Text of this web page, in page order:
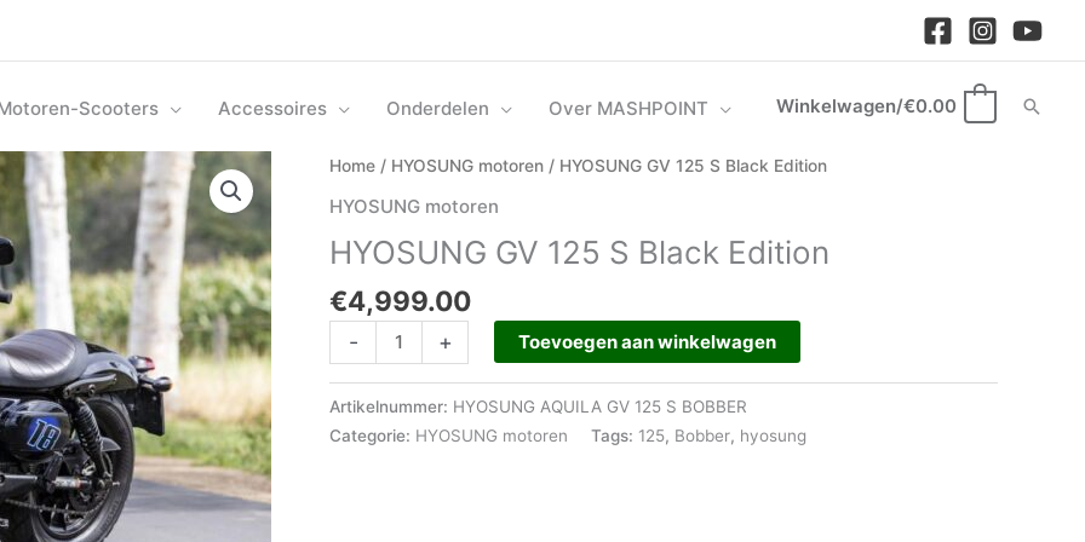
Scooters Accessoires Onderdelen Over MASHPOINT Winkelwagen/€0.00
Home / HYOSUNG motoren / HYOSUNG GV 125 S Black Edition
HYOSUNG motoren
HYOSUNG GV 125 S Black Edition
€4,999.00
-
HYOSUNG
S
Edition
aantal
+ Toevoegen aan winkelwagen
Artikelnummer: HYOSUNG AQUILA GV 125 S BOBBER
Categorie: HYOSUNG motoren Tags: 125, Bobber, hyosung